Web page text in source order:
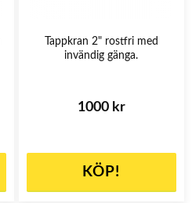
Tappkran 2" rostfri med
invändig gänga.
1000 kr
KÖP!